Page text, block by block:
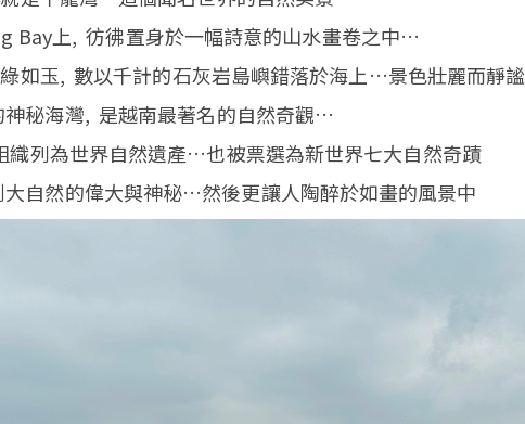
Bay上, 彷彿置身於一幅詩意的山水畫卷之中…
如玉, 數以千計的石灰岩島嶼錯落於海上…景色壯麗而靜謐
秘海灣, 是越南最著名的自然奇觀…
織列為世界自然遺產…也被票選為新世界七大自然奇蹟
自然的偉大與神秘…然後更讓人陶醉於如畫的風景中